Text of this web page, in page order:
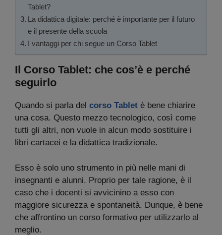
Tablet?
La didattica digitale: perché è importante per il futuro
e il presente della scuola
I vantaggi per chi segue un Corso Tablet
Il Corso Tablet: che cos’è e perché
seguirlo
Quando si parla del corso Tablet è bene chiarire
una cosa. Questo mezzo tecnologico, così come
tutti gli altri, non vuole in alcun modo sostituire i
libri cartacei e la didattica tradizionale.
Esso è solo uno strumento in più nelle mani di
insegnanti e alunni. Proprio per tale ragione, è il
caso che i docenti si avvicinino a esso con
maggiore sicurezza e spontaneità. Dunque, è bene
che affrontino un corso formativo per utilizzarlo al
meglio.